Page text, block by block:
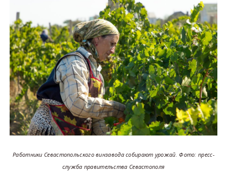
Работники Севастопольского винзавода собирают урожай. Фото: пресс-
служба правительства Севастополя